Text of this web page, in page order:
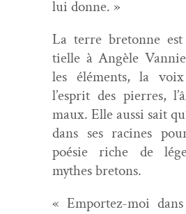
lui donne. »
La terre bre­tonne
tielle à Angèle
les élé­ments, la
l’esprit des pier­res,
maux. Elle aus­si sait
dans ses racines
poésie riche de
mythes bretons.
« Emportez-moi